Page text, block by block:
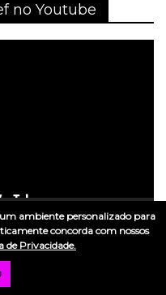
no Youtube
10:25
um ambiente personalizado para
concorda com nossos
de Privacidade.